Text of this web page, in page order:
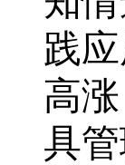
践
高
具